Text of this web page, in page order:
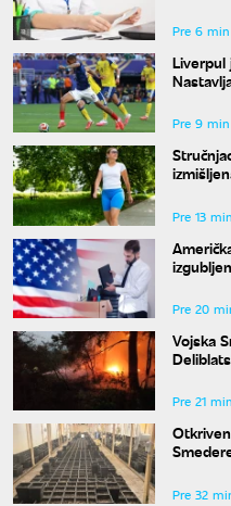
Pre 6 min
Liverpul
Pre 9 min
Pre 13 min
Pre 20
Vojska
Pre 21 min
Pre 32